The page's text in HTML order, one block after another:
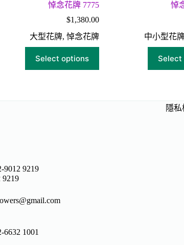
悼念花牌 7775
$1,380.00
大型花牌, 悼念花牌
Select options
悼
中小型花
Select
9012 9219
9219
1001
隱私